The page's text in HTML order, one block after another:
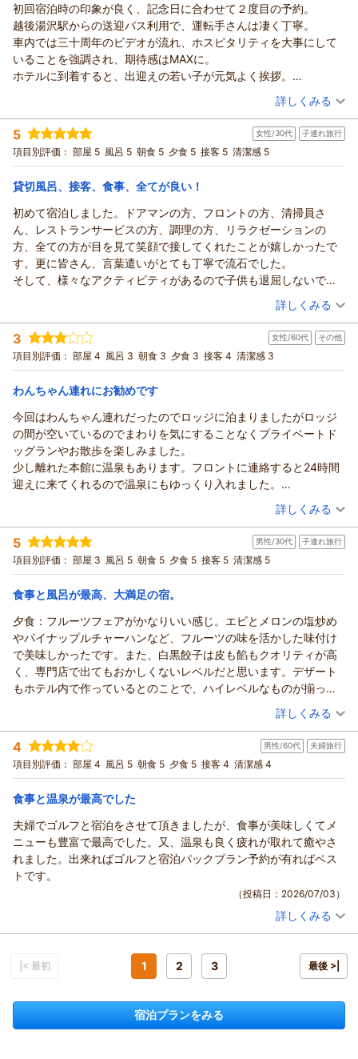
これから一層暑さが増す季節となりますが、どうぞご自愛いた
だき、素敵な夏をお過ごしくださいませ。
もこちゃんさまのまたのお帰りを、心よりお待ち申し上げてお
ります。
あてま高原リゾート ベルナティオ
（返信日：2026/07/22）
あてま高原リゾート ホテル ベルナティオからの返信
じゅんちゃんさま
この度はベルナティオをご利用いただき誠にありがとうござい
ます。
ワンちゃんとのご旅行を快適にお楽しみいただけた様子ががう
シーツやタオルなど、ワンちゃん用のアメニティもご用意して
おりますので、少しでもお役立ていただけましたなら幸いでご
ざいます。
また、コテージのお部屋限定でウェルカムドリンクをご用意し
ておりますので、お喜びいただけご旅行の気分を高めていただ
現在は、セントラルレイクでワンちゃんとご一緒にカヌーに乗
る体験も行っております。
夏の日差しの下でも、カヌーに乗っていると水の上を渡る風が
とても心地よく感じますので、ぜひまたの機会には新たな体験
もお楽しみくださいませ。
じゅんちゃんさまのまたのお越しを、心よりお待ち申し上げて
あてま高原リゾート ベルナティオ
（返信日：2026/07/22）
初回宿泊時の印象が良く、記念日に合わせて２度目の予約。
越後湯沢駅からの送迎バス利用で、運転手さんは凄く丁寧。
車内では三十周年のビデオが流れ、ホスピタリティを大事にして
いることを強調され、期待感はMAXに。
ホテルに到着すると、出迎えの若い子が元気よく挨拶。
しかし、「スーツケースを持ちましょうか？」みたいな反応を一
切見せず、自動ドアなのにドアマンが必要なのか？と疑問を持ち
ながら館内に入ったが、ホテル側からのリアクションは皆無。
時間も早いし、どうしようか思案しながら、ロビーのソファーに
座る。
もう一組の方がフロントに行き、チェックイン手続きを始めたの
で、ひとまずチェックインだけはしておくかと、フロントに向か
い、ちょうど対応が終わったフロントのホテル従業員の前へ。
すると、少し間があってから「並んで下さい」と冷たい一言。
ビジネスホテルだったら当然の対応なので何とも思いませんが、
「えっ、あのホスピタリティ全開のビデオは何だったの？」と非
結局その後、他に誰も客のいないフロント待ちの場所に一旦並ん
で、別のフロントの方がもう一組の方のチェックイン手続きが終
わってからの対応になりましたが...
送迎バスは予約制で、誰が来るのかわかっているのだし、到着時
ックイン手続きは出来ますので、並んで手続きをお願いします」
と言ってくれれば、誰も不愉快な思いをせずに済んだのだと思い
ます。
しかも、某中学校の修学旅行の団体が三連泊で宿泊していて、別
館は占有状態。
別館の大浴場の利用時間に制限も入っていて、結局連泊中利用し
ブッフェも美味しく、部屋も広く、アクティビティも色々設定さ
れていて、値段を考えれば文句の付けようが無い満点評価出来る
だけに、非常に残念に思います。
（投稿日：2026/07/11）
宿泊時期： 2026年07月宿泊 (夫婦旅行)
投稿者： 修さんさん
宿泊プラン： 【室数限定】おかげさまで開業30周年！感謝を込めて3900円
引き！「Thank you（39）プラン」＜第1弾＞
ツイン 朝・夕
宿泊価格帯： 16,001～17,000円(大人一人あたり/税込)
あてま高原リゾート ホテル ベルナティオからの返信
修さんさま
この度はベルナティオをご利用いただき誠にありがとうござい
ます。
大切な記念日のお祝いにとご再訪いただきましたこと、重ねて
送迎バスから期待を膨らませてホテルへ向かってくださったと
伺い、とても光栄に思うと同時に、ご到着時に修さんさまに寄
り添ったご対応ができず大変申し訳ございませんでした。
ビデオでお伝えしていたホスピタリティとは程遠い接客となっ
てしまい、修さんさまを深く落胆させてしまったことを重く受
マニュアル的な対応にとらわれず、お客さまの状況に寄り添っ
た柔軟なご案内ができるよう、体制を見直してまいります。
また、団体さまのご利用に伴い、大浴場の時間制限等でご不便
をおかけいたしました。
別館の温泉はご希望の時間にお楽しみいただけませんでした
が、本館の温泉の露天風呂やサウナなどで、少しでも日々のお
そのような中で、ドライバーの対応や他スタッフの笑顔、お食
事やお部屋、アクティビティにつきまして、「文句の付けよう
が無い」とのお言葉まで添えていただき大変恐縮でございま
す。
き合い改善を重ね、次回お越しいただいた際には「やっぱり来
てよかった」と笑顔になっていただけますよう精進してまいり
ます。
修さんさまのまたのまたのお帰りを、心よりお待ち申し上げて
おります。
詳しくみる
5 女性/30代 子連れ旅行
項目別評価： 部屋 5 風呂 5 朝食 5 夕食 5 接客 5 清潔感 5
貸切風呂、接客、食事、全てが良い！
初めて宿泊しました。ドアマンの方、フロントの方、清掃員さ
ん、レストランサービスの方、調理の方、リラクゼーションの
方、全ての方が目を見て笑顔で接してくれたことが嬉しかったで
す。更に皆さん、言葉遣いがとても丁寧で流石でした。
そして、様々なアクティビティがあるので子供も退屈しないです
ね。到着後、主人がレンタルサイクリングに連れて行ったので、
私はロビーのカフェで一人時間を満喫できました！(素敵なピアノ
演奏があります！）そして、貸切風呂は最高です。子供が小さい
ので周りの目を気にせずゆっくり入れました。料金も非常にリー
ズナブルですね。(もちろん大浴場も良いです）温泉はトロトロな
お食事はフェアのメニューを楽しみにしていました！エビとメロ
ンの炒め物、パイナップルチャーハンなど不思議な組み合わせで
も、食べるとちゃんと美味しくて感動。白米はさすが新潟、輝き
が違います。普段はイヤイヤ期で食の細い娘が、美味しい！と夢
中で食べていました。夕朝食ともに食べ過ぎるほど美味しかった
です。佐渡フェアも気になるので、また宿泊したいです！
（投稿日：2026/07/07）
宿泊時期： 2026年07月宿泊 (子連れ旅行)
投稿者： しのさん(女性/30代)
宿泊プラン： ＜2026年4月～＞【ウェルカムベビーのお宿】ミキハウスバス
ポンチョセット付き！認定のベビールームプラン
ツイン 朝・夕
宿泊価格帯： 30,001円以上(大人一人あたり/税込)
あてま高原リゾート ホテル ベルナティオからの返信
しのさま
この度はベルナティオをご利用いただき誠にありがとうござい
ます。
スタッフの笑顔、おもてなしにつきまして、あたたかなお言葉
をいただきましたこと、重ねて御礼申し上げます。
お客さまよりご旅行の思い出やお褒めのお言葉をいただけます
ことは、私どもの日々の糧となっております。
ご家族さまで温泉にお食事、アクティビティとお楽しみ、「非
日常を満喫して、リフレッシュできた」というお言葉をいただ
け、大変嬉しい思いでおります。
ますが、あてま温泉はPH値8.9と赤ちゃんの肌にも優しい美肌
の湯でございます。
まだちいさなお嬢さまとご一緒に、貸切風呂でご家族皆さまの
んびりとお寛ぎいただけたようで安心いたしました。
また、お食事についても嬉しいご感想をありがとうございま
プルチャーハン、新潟自慢の白米とともにご堪能いただけ嬉し
い限りでございます。
お嬢さまにとりましても、たくさん食べてぐっすり眠り、充実
したひとときとなりましたら何よりでございます。
お持ち帰りいただけるよう、スタッフ一同笑顔でお迎えいたし
ます。
しのさまご家族のまたのお越しを、心よりお待ち申し上げてお
ります。
（返信日：2026/07/20）
詳しくみる
3 女性/60代 その他
項目別評価： 部屋 4 風呂 3 朝食 3 夕食 3 接客 4 清潔感 3
わんちゃん連れにお勧めです
今回はわんちゃん連れだったのでロッジに泊まりましたがロッジ
の間が空いているのでまわりを気にすることなくプライベートド
ッグランやお散歩を楽しみました。
少し離れた本館に温泉もあります。フロントに連絡すると24時間
迎えに来てくれるので温泉にもゆっくり入れました。
たまたま行った時にアロマフェアだったので予約なしでボディミ
ストを作りました。施設内のクロモジを使ったものでとても気に
入っています。
（投稿日：2026/07/05）
宿泊時期： 2026年06月宿泊 (その他)
投稿者： ポンさん
宿泊プラン： ＜2026年4月～＞【ペット可／大型犬OK】室数限定・夕朝お
部屋食 ～選べる3種のコテージ～
ツイン 朝・夕
宿泊価格帯： 30,001円以上(大人一人あたり/税込)
あてま高原リゾート ホテル ベルナティオからの返信
ポンさま
この度はベルナティオをご利用いただき誠にありがとういござ
います。
わんちゃんとご一緒に、プライベートドッグランやお散歩を満
喫していただけたご様子、周囲に気兼ねなくわんちゃんとの水
入らずな時間をリラックスしてお過ごしいただけましたら嬉し
く存じます。
そして、アロマフェアでのボディミスト作りも楽しんでいただ
けて何よりでございます。
クロモジの爽やかで落ち着く香りは、日常に戻られてからも旅
うか。
夏の期間はセントラルレイクでワンちゃんとご一緒にカヌーに
乗る体験も行っており、雪の季節にはふわふわの雪に触れる体
験もお楽しみいただけます。
どうぞ季節を変えまして、、ワンちゃんとの思い出をお作りに
あてま高原リゾート ベルナティオ
（返信日：2026/07/16）
詳しくみる
5 男性/30代 子連れ旅行
項目別評価： 部屋 3 風呂 5 朝食 5 夕食 5 接客 5 清潔感 5
食事と風呂が最高、大満足の宿。
夕食：フルーツフェアがかなりいい感じ。エビとメロンの塩炒め
やパイナップルチャーハンなど、フルーツの味を活かした味付け
で美味しかったです。また、白黒餃子は皮も餡もクオリティが高
く、専門店で出てもおかしくないレベルだと思います。デザート
もホテル内で作っているとのことで、ハイレベルなものが揃って
朝食：米はもちろん、米粉クロワッサンや卵焼きが絶品。朝から
食べ過ぎになりました。
大浴場：とろとろの温泉で気持ちいい、バスタオル備え付けなの
も◯。
と使い勝手に劣る感じがしました。ただ、清掃はしっかりされて
いるので問題はないです。アメニティはかなり品質も種類もかな
り良い感じです。フロスがあったのが地味に便利でした。
サービス：スタッフの皆さんレベル高いと思います。親切なのは
もちろん、スタッフ間の連携もしっかり取れている感じで、ホテ
ルとしてレベルが高いと思います。また、ポポラでの製作やキッ
（投稿日：2026/07/03）
宿泊時期： 2026年07月宿泊 (子連れ旅行)
投稿者： のりさん(男性/30代)
宿泊プラン： 【室数限定】おかげさまで開業30周年！感謝を込めて3900円
引き！「Thank you（39）プラン」＜第1弾＞
和洋室 朝・夕
宿泊価格帯： 16,001～17,000円(大人一人あたり/税込)
あてま高原リゾート ホテル ベルナティオからの返信
のりさま
この度はベルナティオをご利用いただき誠にありがとうござい
ます。
旅先でのお食事が美味しいとご旅行全体の満足度もぐっと高ま
るものと存じますので、今回お召し上がりいただいた「夏フル
ーツフェア」を心ゆくまでご堪能いただけたご様子に、大変嬉
特に、エビとメロンの塩炒めやパイナップルチャーハンは、フ
ルーツの味を活かした料理長こだわりのメニューでございま
す。
また、ご朝食の米粉クロワッサンや卵焼きにいたるまで、一品
一品をじっくり味わっていただけたことは厨房スタッフにとっ
詳しくみる
4 男性/60代 夫婦旅行
項目別評価： 部屋 4 風呂 5 朝食 5 夕食 5 接客 4 清潔感 4
食事と温泉が最高でした
夫婦でゴルフと宿泊をさせて頂きましたが、食事が美味しくてメ
ニューも豊富で最高でした。又、温泉も良く疲れが取れて癒やさ
れました。出来ればゴルフと宿泊パックプラン予約が有ればベス
トです。
（投稿日：2026/07/03）
投稿者： ターボーさん(男性/60代)
引き！「Thank you（39）プラン」＜第1弾＞
16,001～17,000円(大人一人あたり/税込)
あてま高原リゾート ホテル ベルナティオからの返信
詳しくみる
|< 最初 1 2 3 最後 >|
宿泊プランをみる